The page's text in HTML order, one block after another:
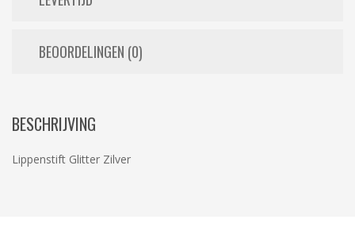
BEOORDELINGEN (0)
BESCHRIJVING
Lippenstift Glitter Zilver